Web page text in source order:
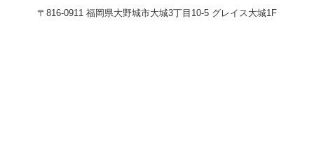
〒816-0911 福岡県大野城市大城3丁目10-5 グレイス大城1F